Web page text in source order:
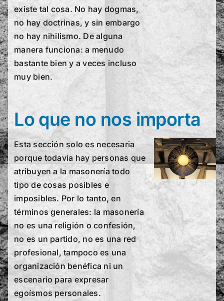
existe tal cosa. No hay dogmas,
no hay doctrinas, y sin embargo
no hay nihilismo. De alguna
manera funciona: a menudo
bastante bien y a veces incluso
muy bien.
Lo que no nos importa
Esta sección solo es necesaria
porque todavía hay personas que
atribuyen a la masonería todo
tipo de cosas posibles e
imposibles. Por lo tanto, en
términos generales: la masonería
no es una religión o confesión,
no es un partido, no es una red
profesional, tampoco es una
organización benéfica ni un
escenario para expresar
egoísmos personales.